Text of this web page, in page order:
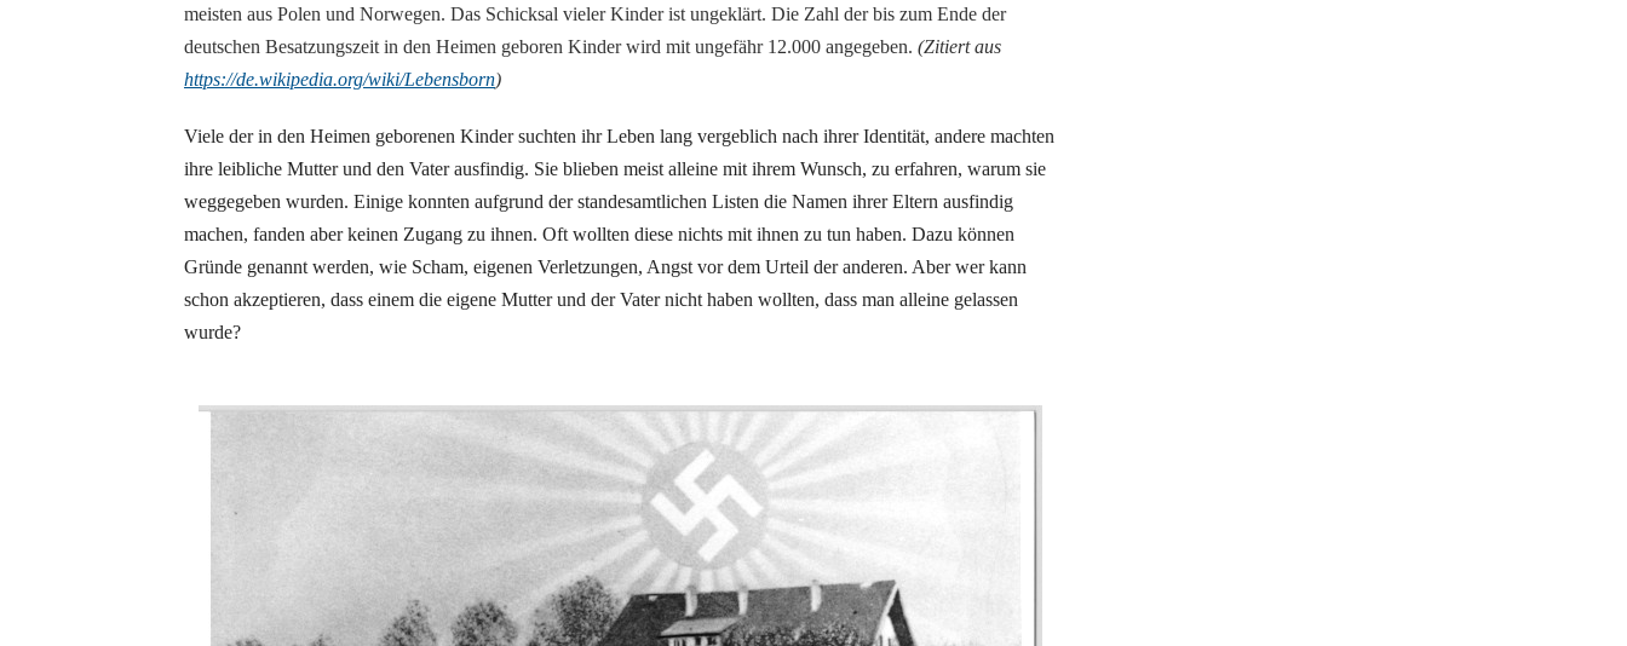
meisten aus Polen und Norwegen. Das Schicksal vieler Kinder ist ungeklärt. Die Zahl der bis zum Ende der
deutschen Besatzungszeit in den Heimen geboren Kinder wird mit ungefähr 12.000 angegeben. (Zitiert aus
https://de.wikipedia.org/wiki/Lebensborn)
Viele der in den Heimen geborenen Kinder suchten ihr Leben lang vergeblich nach ihrer Identität, andere machten
ihre leibliche Mutter und den Vater ausfindig. Sie blieben meist alleine mit ihrem Wunsch, zu erfahren, warum sie
weggegeben wurden. Einige konnten aufgrund der standesamtlichen Listen die Namen ihrer Eltern ausfindig
machen, fanden aber keinen Zugang zu ihnen. Oft wollten diese nichts mit ihnen zu tun haben. Dazu können
Gründe genannt werden, wie Scham, eigenen Verletzungen, Angst vor dem Urteil der anderen. Aber wer kann
schon akzeptieren, dass einem die eigene Mutter und der Vater nicht haben wollten, dass man alleine gelassen
wurde?